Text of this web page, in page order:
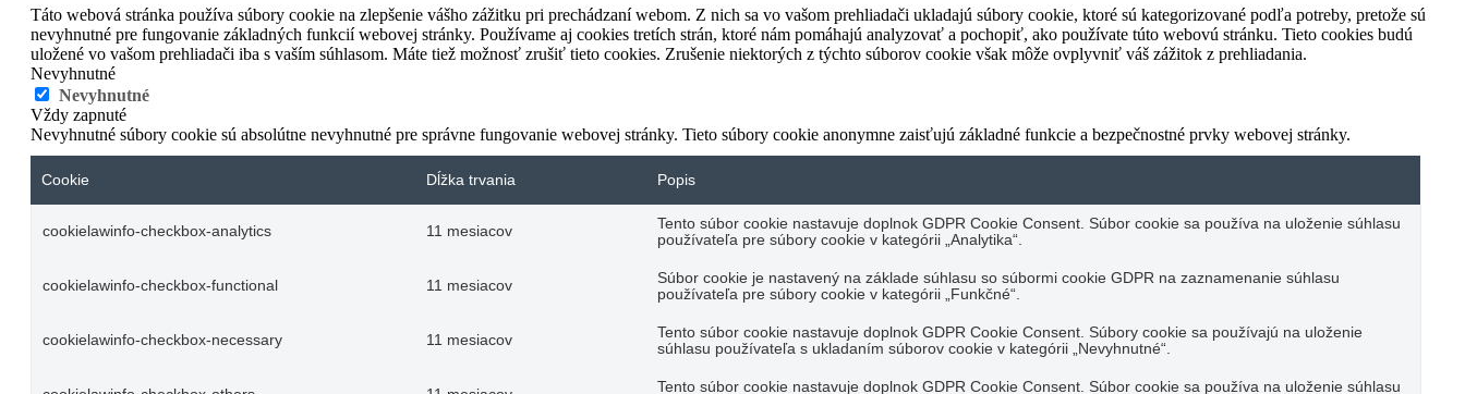
Táto webová stránka používa súbory cookie na zlepšenie vášho zážitku pri prechádzaní webom. Z nich sa vo vašom prehliadači ukladajú súbory cookie, ktoré sú kategorizované podľa potreby, pretože sú
nevyhnutné pre fungovanie základných funkcií webovej stránky. Používame aj cookies tretích strán, ktoré nám pomáhajú analyzovať a pochopiť, ako používate túto webovú stránku. Tieto cookies budú
uložené vo vašom prehliadači iba s vaším súhlasom. Máte tiež možnosť zrušiť tieto cookies. Zrušenie niektorých z týchto súborov cookie však môže ovplyvniť váš zážitok z prehliadania.
Nevyhnutné
Nevyhnutné
Vždy zapnuté
Nevyhnutné súbory cookie sú absolútne nevyhnutné pre správne fungovanie webovej stránky. Tieto súbory cookie anonymne zaisťujú základné funkcie a bezpečnostné prvky webovej stránky.
Cookie Dĺžka trvania Popis
cookielawinfo-checkbox-analytics 11 mesiacov
Tento súbor cookie nastavuje doplnok GDPR Cookie Consent. Súbor cookie sa používa na uloženie súhlasu
používateľa pre súbory cookie v kategórii „Analytika“.
cookielawinfo-checkbox-functional 11 mesiacov
Súbor cookie je nastavený na základe súhlasu so súbormi cookie GDPR na zaznamenanie súhlasu
používateľa pre súbory cookie v kategórii „Funkčné“.
cookielawinfo-checkbox-necessary 11 mesiacov
Tento súbor cookie nastavuje doplnok GDPR Cookie Consent. Súbory cookie sa používajú na uloženie
súhlasu používateľa s ukladaním súborov cookie v kategórii „Nevyhnutné“.
Tento súbor cookie nastavuje doplnok GDPR Cookie Consent. Súbor cookie sa používa na uloženie súhlasu